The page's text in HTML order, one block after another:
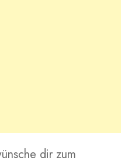
dir zum